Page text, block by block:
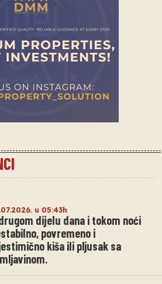
u 05:43h
dijelu dana i tokom noći
povremeno i
kiša ili pljusak sa